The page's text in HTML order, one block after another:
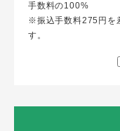
手数料の100%
※振込手数料275円を
す。